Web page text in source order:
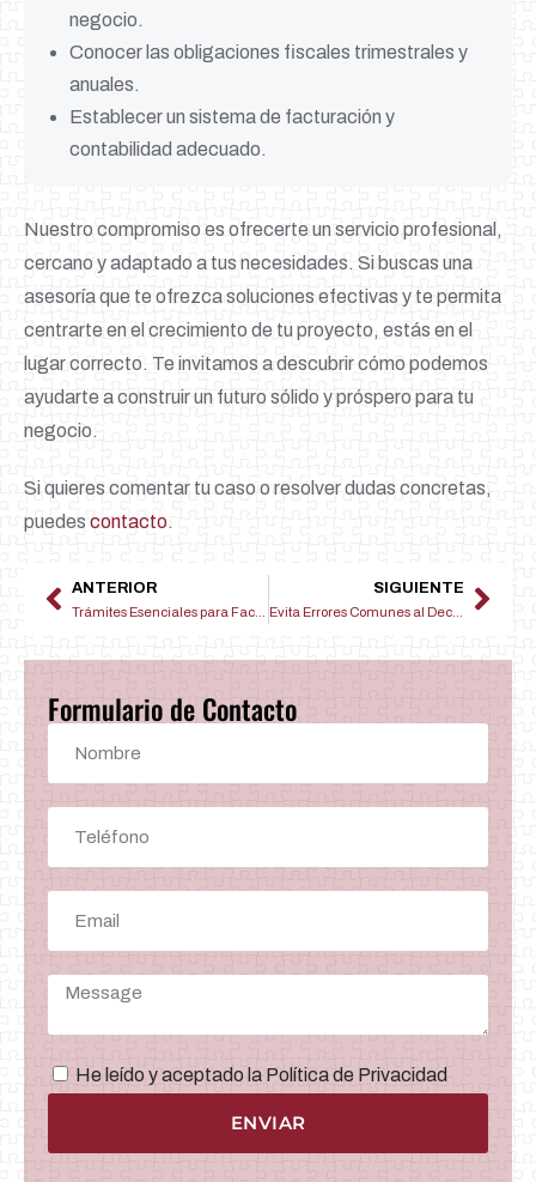
negocio.
Conocer las obligaciones fiscales trimestrales y
anuales.
Establecer un sistema de facturación y
contabilidad adecuado.
Nuestro compromiso es ofrecerte un servicio profesional,
cercano y adaptado a tus necesidades. Si buscas una
asesoría que te ofrezca soluciones efectivas y te permita
centrarte en el crecimiento de tu proyecto, estás en el
lugar correcto. Te invitamos a descubrir cómo podemos
ayudarte a construir un futuro sólido y próspero para tu
negocio.
Si quieres comentar tu caso o resolver dudas concretas,
puedes contacto.
ANTERIOR SIGUIENTE
Evita Errores Comunes al Declarar Impuestos en tu Pyme
Formulario de Contacto
He leído y aceptado la Política de Privacidad
ENVIAR